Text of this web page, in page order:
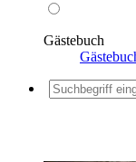
Gästebuch